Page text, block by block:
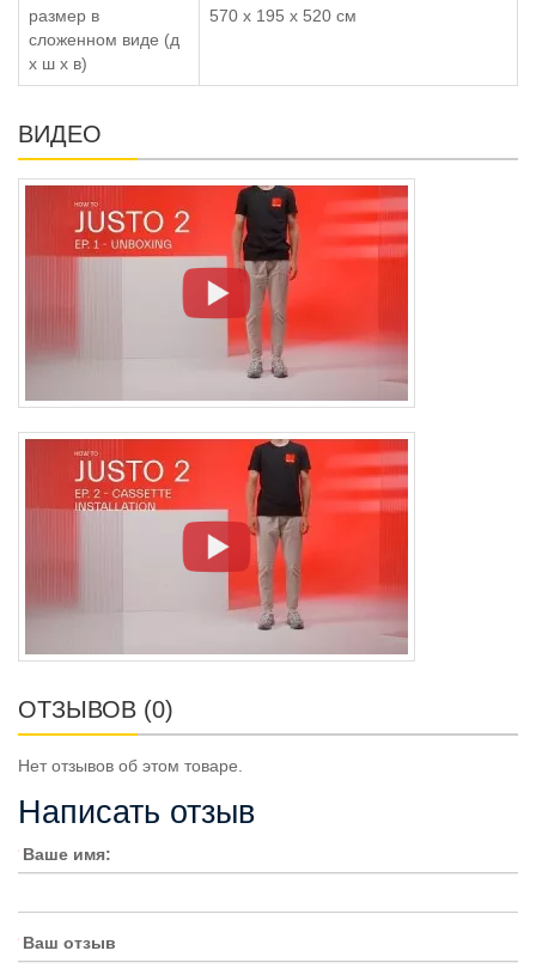
размер в
сложенном виде (д
x ш x в)
570 x 195 x 520 см
ВИДЕО
ОТЗЫВОВ (0)
Нет отзывов об этом товаре.
Написать отзыв
Ваше имя:
Ваш отзыв